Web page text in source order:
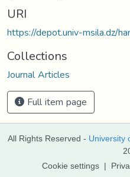
URI
https://depot.univ-msila.dz/
Collections
Journal Articles
Full item page
All Rights Reserved - University
Cookie settings |